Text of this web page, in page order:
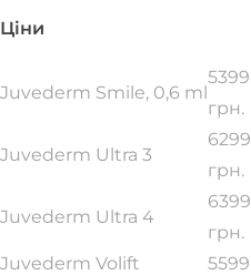
Ціни
Juvederm Smile, 0,6 ml
5399
грн.
Juvederm Ultra 3
6299
грн.
Juvederm Ultra 4
6399
грн.
Juvederm Volift
5599